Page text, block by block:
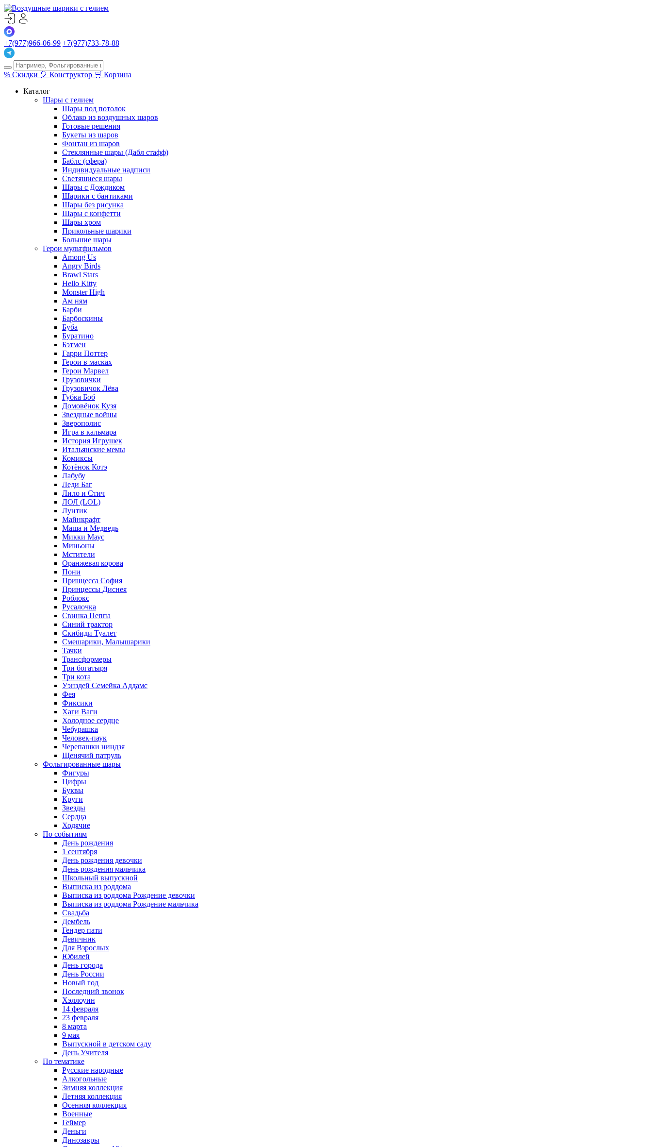
+7(977)966-06-99 +7(977)733-78-88
% Скидки 🎈 Конструктор 🛒 Корзина
Каталог
Шары с гелием
Шары под потолок
Облако из воздушных шаров
Готовые решения
Букеты из шаров
Фонтан из шаров
Стеклянные шары (Дабл стафф)
Баблс (сфера)
Индивидуальные надписи
Светящиеся шары
Шары с Дождиком
Шарики с бантиками
Шары без рисунка
Шары с конфетти
Шары хром
Прикольные шарики
Большие шары
Герои мультфильмов
Among Us
Angry Birds
Brawl Stars
Hello Kitty
Monster High
Ам ням
Барби
Барбоскины
Буба
Буратино
Бэтмен
Гарри Поттер
Герои в масках
Герои Марвел
Грузовички
Грузовичок Лёва
Губка Боб
Домовёнок Кузя
Звездные войны
Зверополис
Игра в кальмара
История Игрушек
Итальянские мемы
Комиксы
Котёнок Котэ
Лабубу
Леди Баг
Лило и Стич
ЛОЛ (LOL)
Лунтик
Майнкрафт
Маша и Медведь
Микки Маус
Миньоны
Мстители
Оранжевая корова
Пони
Принцесса София
Принцессы Диснея
Роблокс
Русалочка
Свинка Пеппа
Синий трактор
Скибиди Туалет
Смешарики, Малышарики
Тачки
Трансформеры
Три богатыря
Три кота
Уэнздей Семейка Аддамс
Фея
Фиксики
Хаги Ваги
Холодное сердце
Чебурашка
Человек-паук
Черепашки ниндзя
Щенячий патруль
Фольгированные шары
Фигуры
Цифры
Буквы
Круги
Звезды
Сердца
Ходячие
По событиям
День рождения
1 сентября
День рождения девочки
День рождения мальчика
Школьный выпускной
Выписка из роддома
Выписка из роддома Рождение девочки
Выписка из роддома Рождение мальчика
Свадьба
Дембель
Гендер пати
Девичник
Для Взрослых
Юбилей
День города
День России
Новый год
Последний звонок
Хэллоуин
14 февраля
23 февраля
8 марта
9 мая
Выпускной в детском саду
День Учителя
По тематике
Русские народные
Алкогольные
Зимняя коллекция
Летняя коллекция
Осенняя коллекция
Военные
Геймер
Деньги
Динозавры